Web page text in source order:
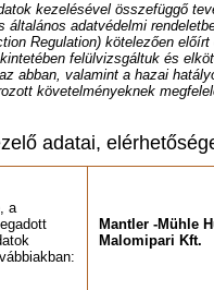
kezelésével összefüggő
általános adatvédelmi
Regulation) kötelezően
felülvizsgáltuk és
abban, valamint a hazai
követelményeknek
adatai,
, a
Mantler -Mühle
Malomipari Kft.